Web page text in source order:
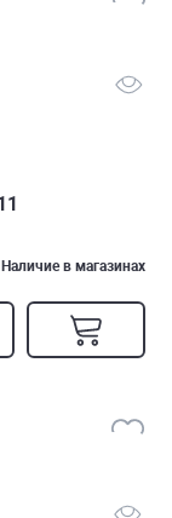
Наличие в магазинах